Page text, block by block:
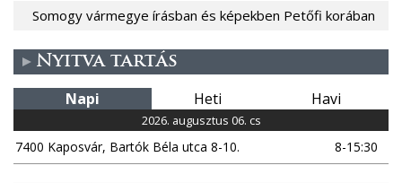
Somogy vármegye írásban és képekben Petőfi korában
Nyitva tartás
Napi Heti Havi
2026. augusztus 06. cs
7400 Kaposvár, Bartók Béla utca 8-10. 8-15:30